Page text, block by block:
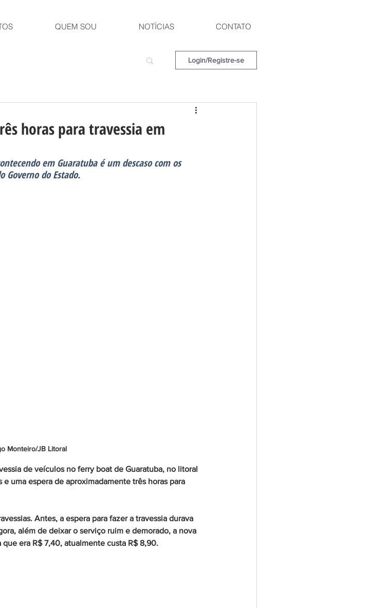
QUEM SOU NOTÍCIAS CONTATO
Login/Registre-se
horas para travessia em
em Guaratuba é um descaso com os
Governo do Estado.
Monteiro/JB Litoral
de veículos no ferry boat de Guaratuba, no litoral
uma espera de aproximadamente três horas para
Antes, a espera para fazer a travessia durava
além de deixar o serviço ruim e demorado, a nova
era R$ 7,40, atualmente custa R$ 8,90.